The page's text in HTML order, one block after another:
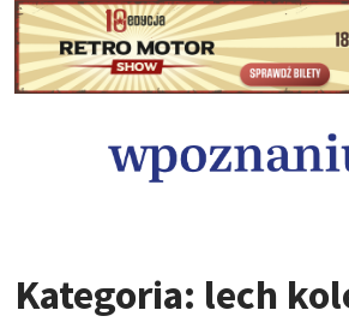
Kategoria: lech